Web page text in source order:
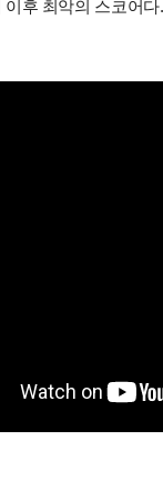
이후 최악의 스코어다.